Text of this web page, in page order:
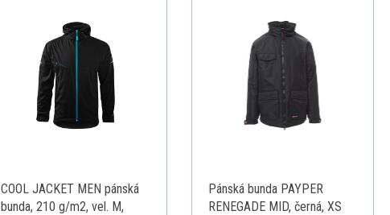
COOL JACKET MEN pánská
bunda, 210 g/m2, vel. M,
Pánská bunda PAYPER
RENEGADE MID, černá, XS